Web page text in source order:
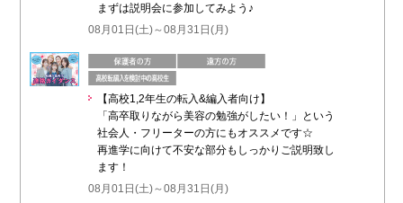
まずは説明会に参加してみよう♪
08月01日(土)～08月31日(月)
【高校1,2年生の転入&編入者向け】
「高卒取りながら美容の勉強がしたい！」という
社会人・フリーターの方にもオススメです☆
再進学に向けて不安な部分もしっかりご説明致し
ます！
08月01日(土)～08月31日(月)